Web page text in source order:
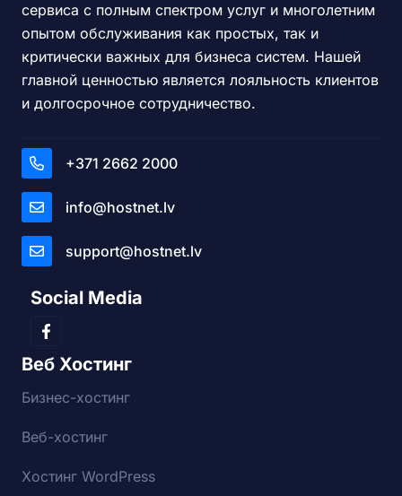
сервиса с полным спектром услуг и многолетним
опытом обслуживания как простых, так и
критически важных для бизнеса систем. Нашей
главной ценностью является лояльность клиентов
и долгосрочное сотрудничество.
+371 2662 2000
info@hostnet.lv
support@hostnet.lv
Social Media
Веб Хостинг
Бизнес-хостинг
Веб-хостинг
Хостинг WordPress